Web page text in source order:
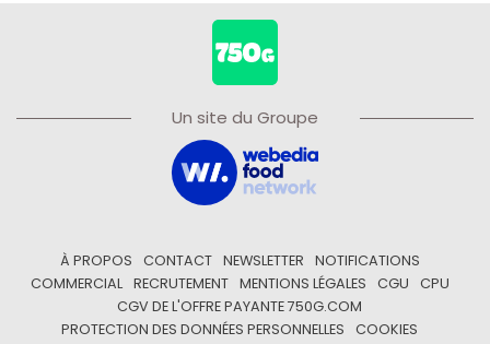
Un site du Groupe
À PROPOS CONTACT NEWSLETTER
NOTIFICATIONS
COMMERCIAL
RECRUTEMENT MENTIONS LÉGALES CGU
CPU
CGV DE L'OFFRE PAYANTE 750G.COM
PROTECTION DES DONNÉES PERSONNELLES
COOKIES